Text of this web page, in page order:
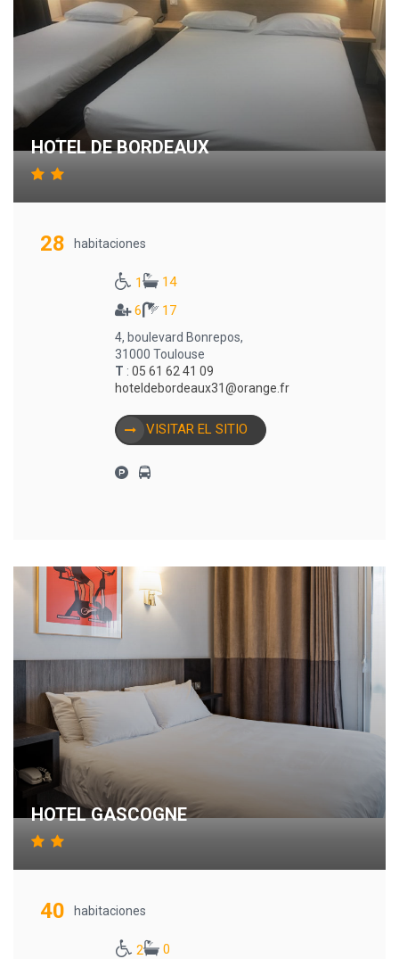
HOTEL DE BORDEAUX
28 habitaciones
1
14
6
17
4, boulevard Bonrepos,
31000 Toulouse
T : 05 61 62 41 09
hoteldebordeaux31@orange.fr
VISITAR EL SITIO
HOTEL GASCOGNE
40 habitaciones
2
0